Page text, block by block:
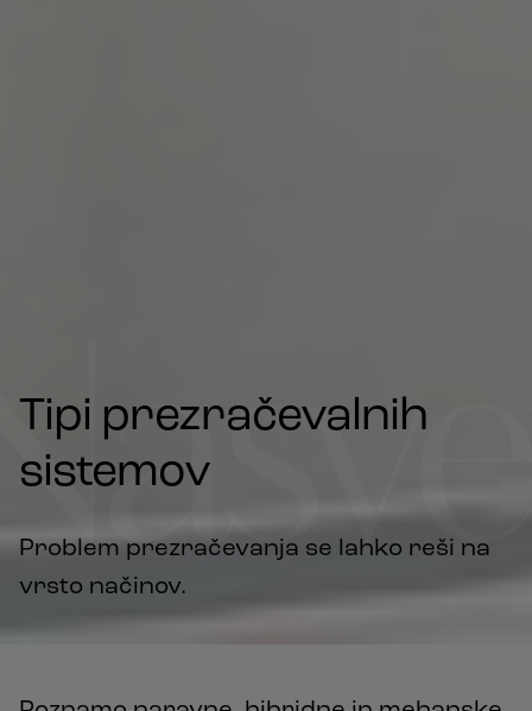
Tipi prezračevalnih
sistemov
Problem prezračevanja se lahko reši na
vrsto načinov.